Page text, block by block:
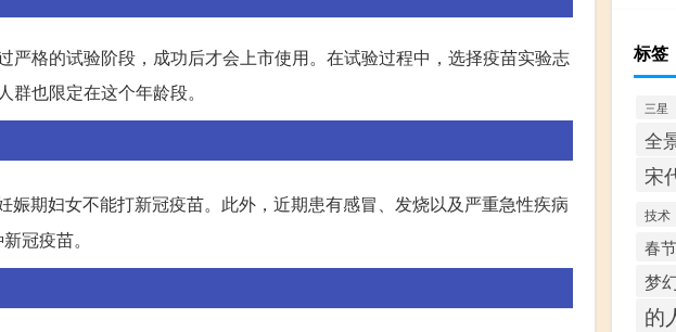
格的试验阶段，成功后才会上市使用。在试验过程中，选择疫苗实验志
也限定在这个年龄段。
娠期妇女不能打新冠疫苗。此外，近期患有感冒、发烧以及严重急性疾病
冠疫苗。
标签
三星
全
宋
技术
春
梦
的